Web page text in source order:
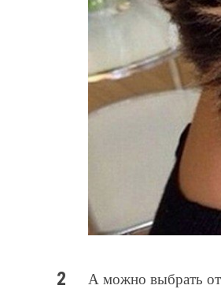
А можно выбрать